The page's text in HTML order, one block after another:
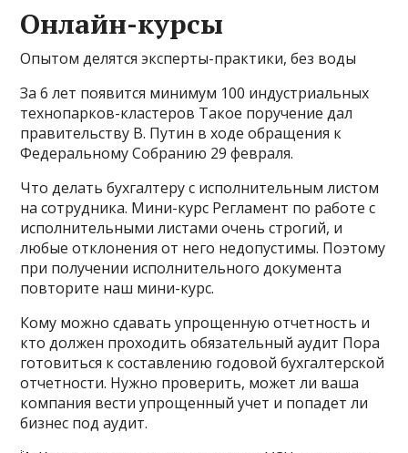
Онлайн-курсы
Опытом делятся эксперты-практики, без воды
За 6 лет появится минимум 100 индустриальных
технопарков-кластеров Такое поручение дал
правительству В. Путин в ходе обращения к
Федеральному Собранию 29 февраля.
Что делать бухгалтеру с исполнительным листом
на сотрудника. Мини-курс Регламент по работе с
исполнительными листами очень строгий, и
любые отклонения от него недопустимы. Поэтому
при получении исполнительного документа
повторите наш мини-курс.
Кому можно сдавать упрощенную отчетность и
кто должен проходить обязательный аудит Пора
готовиться к составлению годовой бухгалтерской
отчетности. Нужно проверить, может ли ваша
компания вести упрощенный учет и попадет ли
бизнес под аудит.